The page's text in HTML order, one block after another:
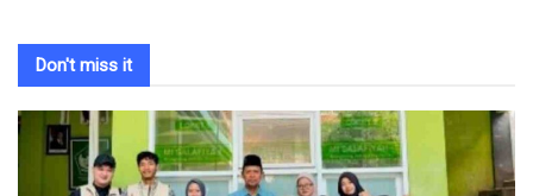
Don't miss it